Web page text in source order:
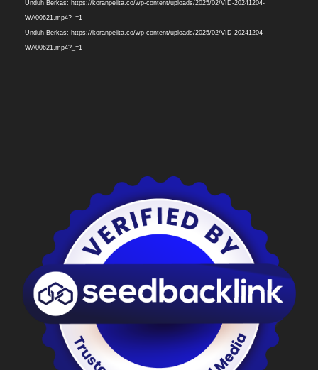
Unduh Berkas: https://koranpelita.co/wp-content/uploads/2025/02/VID-20241204-
WA00621.mp4?_=1
Unduh Berkas: https://koranpelita.co/wp-content/uploads/2025/02/VID-20241204-
WA00621.mp4?_=1